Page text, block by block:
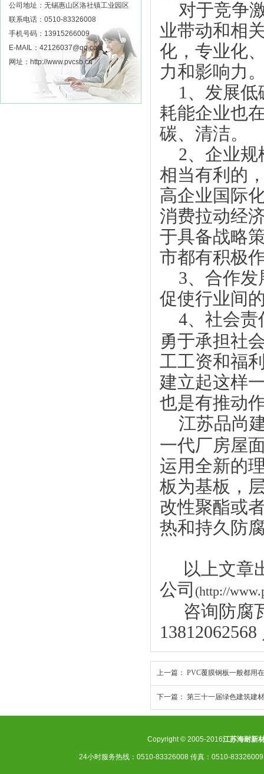
公司地址：无锡惠山区洛社镇工业园区
联系电话：0510-83326008
手机号码：13915266009
E-MAIL：42126037@qq.com
网址：http://www.pvcsb.cn
对于竞争
业带动和相
化，专业化
力和影响力
1、发展低
耗能企业也
碳、清洁。
2、企业规
相当有利的
高企业国际
消费拉动经
于具备战略
市都有积极
3、合作发
促使行业间
4、社会责
勇于承担社
工工资和福
建立起这样
也是有推动
江苏品尚
一代厂房屋
运用全新的
板为基板，
改性聚酯或
热和持久防
以上文章
公司 (http://
咨询防腐瓦
上一篇： PVC覆膜钢板一般都用
下一篇： 第三十一届绿色建筑建
Copyright © 2005-2016江苏海耐新
24小时服务热线：0510-83326008 传真：0510-